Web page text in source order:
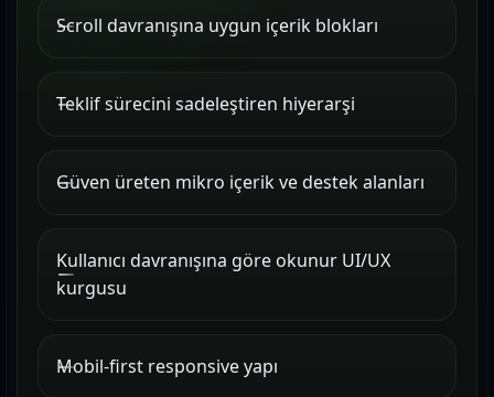
Scroll davranışına uygun içerik blokları
Teklif sürecini sadeleştiren hiyerarşi
Güven üreten mikro içerik ve destek alanları
Kullanıcı davranışına göre okunur UI/UX
kurgusu
Mobil-first responsive yapı